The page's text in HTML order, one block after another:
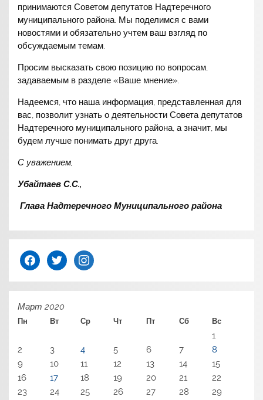
принимаются Советом депутатов Надтеречного
муниципального района. Мы поделимся с вами
новостями и обязательно учтем ваш взгляд по
обсуждаемым темам.
Просим высказать свою позицию по вопросам,
задаваемым в разделе «Ваше мнение».
Надеемся, что наша информация, представленная для
вас, позволит узнать о деятельности Совета депутатов
Надтеречного муниципального района, а значит, мы
будем лучше понимать друг друга.
С уважением,
Убайтаев С.С.,
Глава Надтеречного Муниципального района
facebooktwitter instagram
Март 2020
Пн Вт Ср Чт Пт Сб Вс
1
2
3 4 5 6 7
8
9
10 11 12 13 14
15
16
17 18 19 20 21
22
23
24 25 26 27 28
29